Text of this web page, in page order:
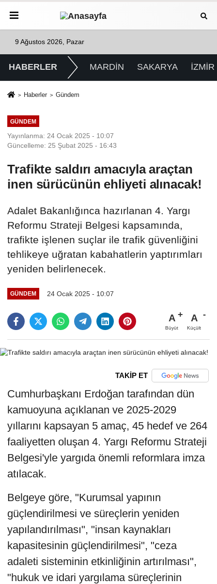
9 Ağustos 2026, Pazar
HABERLER MARDİN SAKARYA İZMİR
Haberler Gündem
GÜNDEM
Yayınlanma: 24 Ocak 2025 - 10:07
Güncelleme: 25 Şubat 2025 - 16:43
Trafikte saldırı amacıyla araçtan
inen sürücünün ehliyeti alınacak!
Adalet Bakanlığınca hazırlanan 4. Yargı
Reformu Strateji Belgesi kapsamında,
trafikte işlenen suçlar ile trafik güvenliğini
tehlikeye uğratan kabahatlerin yaptırımları
yeniden belirlenecek.
GÜNDEM 24 Ocak 2025 - 10:07
A
Büyüt
A
Küçült
TAKİP ET
Cumhurbaşkanı Erdoğan tarafından dün
kamuoyuna açıklanan ve 2025-2029
yıllarını kapsayan 5 amaç, 45 hedef ve 264
faaliyetten oluşan 4. Yargı Reformu Strateji
Belgesi'yle yargıda önemli reformlara imza
atılacak.
Belgeye göre, "Kurumsal yapının
güçlendirilmesi ve süreçlerin yeniden
yapılandırılması", "insan kaynakları
kapasitesinin güçlendirilmesi", "ceza
adaleti sisteminin etkinliğinin artırılması",
"hukuk ve idari yargılama süreçlerinin